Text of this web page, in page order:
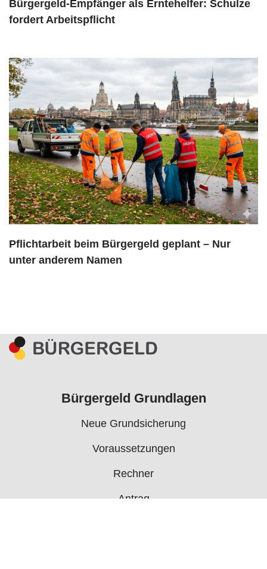
Bürgergeld-Empfänger als Erntehelfer: Schulze
fordert Arbeitspflicht
Pflichtarbeit beim Bürgergeld geplant – Nur
unter anderem Namen
Bürgergeld Grundlagen
Neue Grundsicherung
Voraussetzungen
Rechner
Antrag